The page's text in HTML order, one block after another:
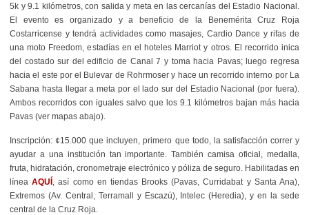
5k y 9.1 kilómetros, con salida y meta en las cercanías del Estadio Nacional.
El evento es organizado y a beneficio de la Benemérita Cruz Roja
Costarricense y tendrá actividades como masajes, Cardio Dance y rifas de
una moto Freedom, estadías en el hoteles Marriot y otros. El recorrido inica
del costado sur del edificio de Canal 7 y toma hacia Pavas; luego regresa
hacia el este por el Bulevar de Rohrmoser y hace un recorrido interno por La
Sabana hasta llegar a meta por el lado sur del Estadio Nacional (por fuera).
Ambos recorridos con iguales salvo que los 9.1 kilómetros bajan más hacia
Pavas (ver mapas abajo).
Inscripción: ¢15.000 que incluyen, primero que todo, la satisfacción correr y
ayudar a una institución tan importante. También camisa oficial, medalla,
fruta, hidratación, cronometraje electrónico y póliza de seguro. Habilitadas en
líneaAQUÍ , así como en tiendas Brooks (Pavas, Curridabat y Santa Ana),
Extremos (Av. Central, Terramall y Escazú), Intelec (Heredia), y en la sede
central de la Cruz Roja.